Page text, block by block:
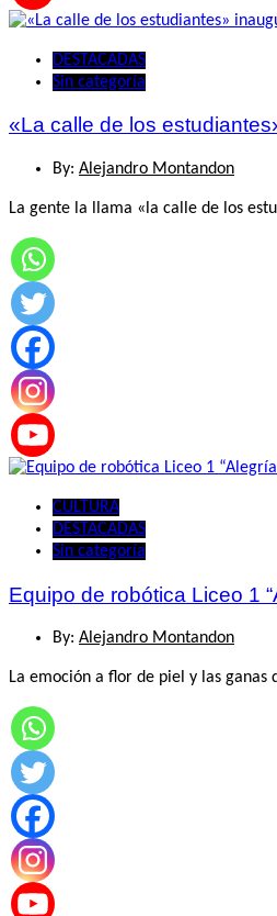
DESTACADAS
Sin categoría
«La calle de los
By: Alejandro Montandon
La gente la llama «la calle de los
CULTURA
DESTACADAS
Sin categoría
Equipo de robótica Liceo 1
By: Alejandro Montandon
La emoción a flor de piel y las